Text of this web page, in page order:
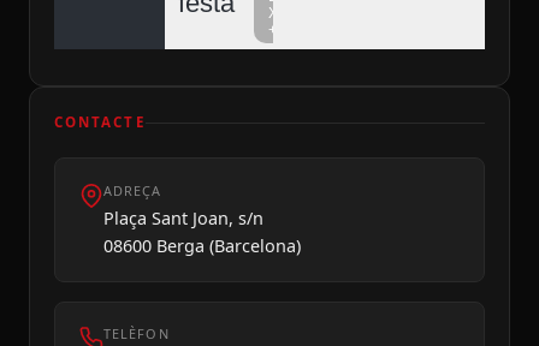
Dilluns 10
Xarxa
+
CONTACTE
ADREÇA
Plaça Sant Joan, s/n
08600 Berga (Barcelona)
TELÈFON